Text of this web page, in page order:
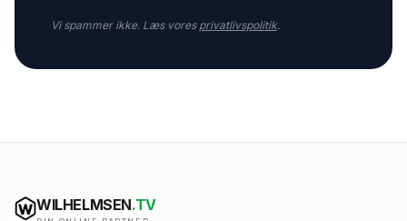
Vi spammer ikke. Læs vores privatlivspolitik.
WILHELMSEN.TV